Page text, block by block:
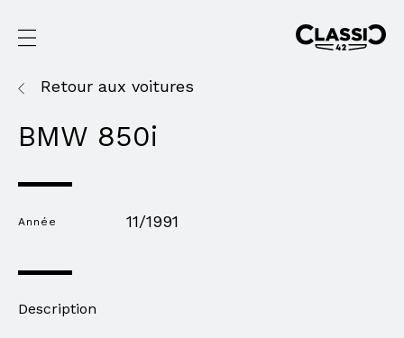
Retour aux voitures
BMW 850i
Année 11/1991
Description